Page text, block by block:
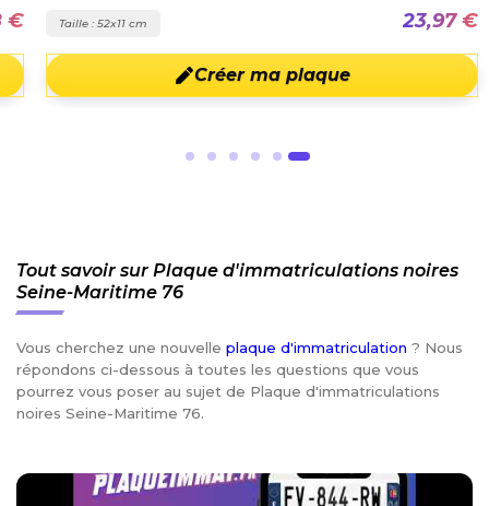
€ Taille : 52x11 cm 23,97 €
Créer ma plaque
Tout savoir sur Plaque d'immatriculations noires
Seine-Maritime 76
Vous cherchez une nouvelle plaque d'immatriculation ? Nous
répondons ci-dessous à toutes les questions que vous
pourrez vous poser au sujet de Plaque d'immatriculations
noires Seine-Maritime 76.